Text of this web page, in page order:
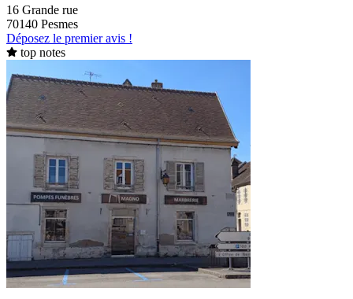
16 Grande rue
70140 Pesmes
Déposez le premier avis !
top notes